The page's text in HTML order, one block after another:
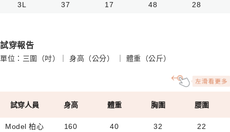
3L 37 17 48 28
試穿報告
單位：三圍（吋）｜ 身高（公分） ｜ 體重（公斤）
試穿人員 身高 體重 胸圍 腰圍
Model 柏心 160 40 32 22